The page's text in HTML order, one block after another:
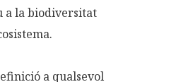
a la biodiversitat
a qualsevol